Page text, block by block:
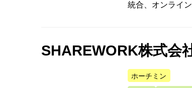
統合、オンライ
SHAREWORK株式会
ホーチミン